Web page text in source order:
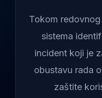
Tokom
sistema
incident koji je
obustavu rada
zaštite